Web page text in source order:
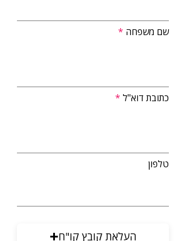
שם משפחה
כתובת דוא"ל
טלפון
העלאת קובץ קו"ח